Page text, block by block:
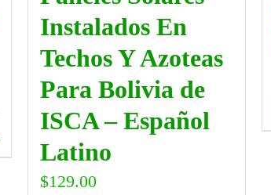
Instalados En
Techos Y Azoteas
Para Bolivia de
ISCA – Español
Latino
$129.00